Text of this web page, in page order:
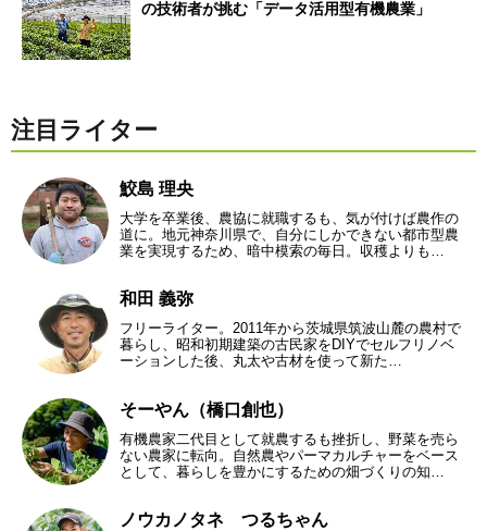
の技術者が挑む「データ活用型有機農業」
注目ライター
鮫島 理央
大学を卒業後、農協に就職するも、気が付けば農作の
道に。地元神奈川県で、自分にしかできない都市型農
業を実現するため、暗中模索の毎日。収穫よりも…
和田 義弥
フリーライター。2011年から茨城県筑波山麓の農村で
暮らし、昭和初期建築の古民家をDIYでセルフリノベ
ーションした後、丸太や古材を使って新た…
そーやん（橋口創也）
有機農家二代目として就農するも挫折し、野菜を売ら
ない農家に転向。自然農やパーマカルチャーをベース
として、暮らしを豊かにするための畑づくりの知…
ノウカノタネ つるちゃん